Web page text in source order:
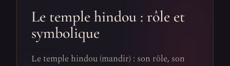
Le temple hindou : rôle et
symbolique
Le temple hindou (mandir) : son rôle, son